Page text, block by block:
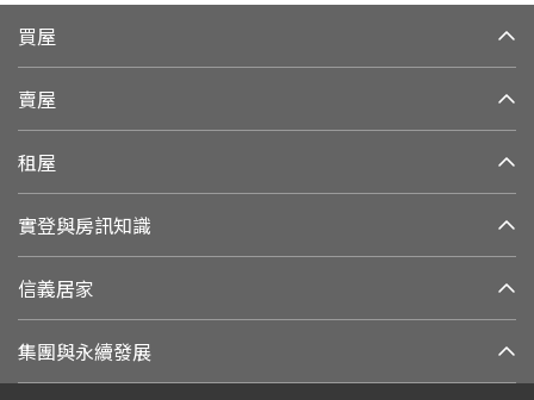
買屋
賣屋
租屋
實登與房訊知識
信義居家
集團與永續發展